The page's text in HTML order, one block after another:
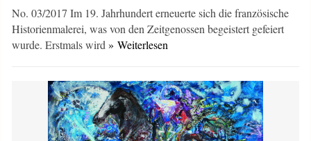
No. 03/2017 Im 19. Jahrhundert erneuerte sich die französische
Historienmalerei, was von den Zeitgenossen begeistert gefeiert
wurde. Erstmals wird» Weiterlesen